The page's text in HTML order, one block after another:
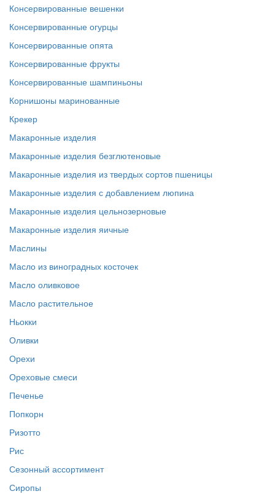
Консервированные вешенки
Консервированные огурцы
Консервированные опята
Консервированные фрукты
Консервированные шампиньоны
Корнишоны маринованные
Крекер
Макаронные изделия
Макаронные изделия безглютеновые
Макаронные изделия из твердых сортов пшеницы
Макаронные изделия с добавлением люпина
Макаронные изделия цельнозерновые
Макаронные изделия яичные
Маслины
Масло из виноградных косточек
Масло оливковое
Масло растительное
Ньокки
Оливки
Орехи
Ореховые смеси
Печенье
Попкорн
Ризотто
Рис
Сезонный ассортимент
Сиропы